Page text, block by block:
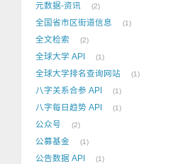
元数据-资讯 2
全国省市区街道信息 1
全文检索 2
全球大学 API 1
全球大学排名查询网站 1
八字关系合参 API 1
八字每日趋势 API 1
公众号 2
公募基金 1
公告数据 API 1